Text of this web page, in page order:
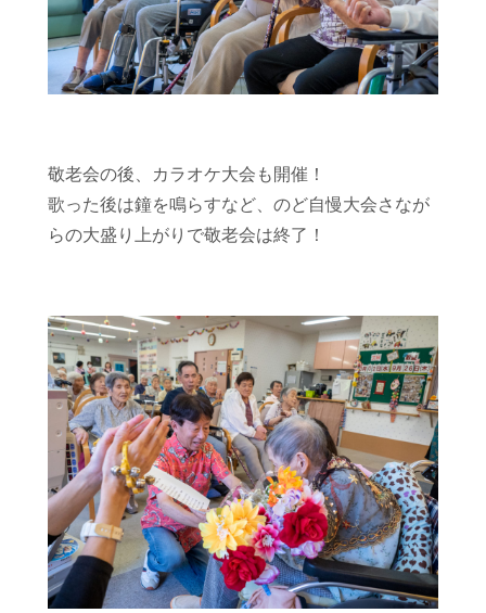
敬老会の後、カラオケ大会も開催！
歌った後は鐘を鳴らすなど、 のど自慢大会さなが
らの大盛り上がりで敬老会は終了！